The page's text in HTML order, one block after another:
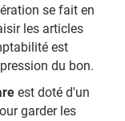
se fait en
les articles
est
du bon.
est doté d'un
garder les